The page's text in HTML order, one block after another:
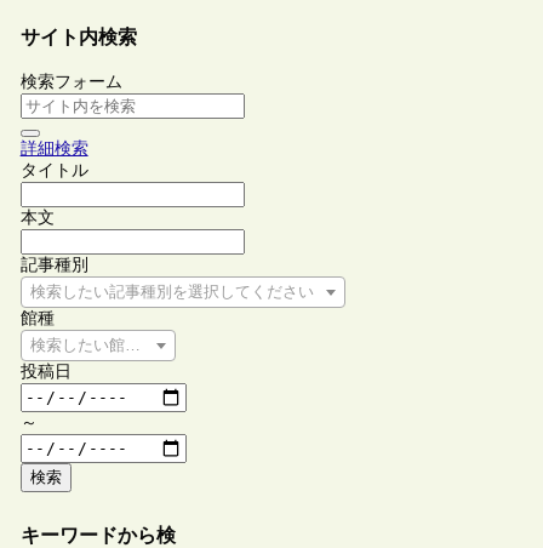
サイト内検索
検索フォーム
詳細検索
タイトル
本文
記事種別
検索したい記事種別を選択してください
館種
検索したい館種を選択してください
投稿日
～
検索
キーワードから検